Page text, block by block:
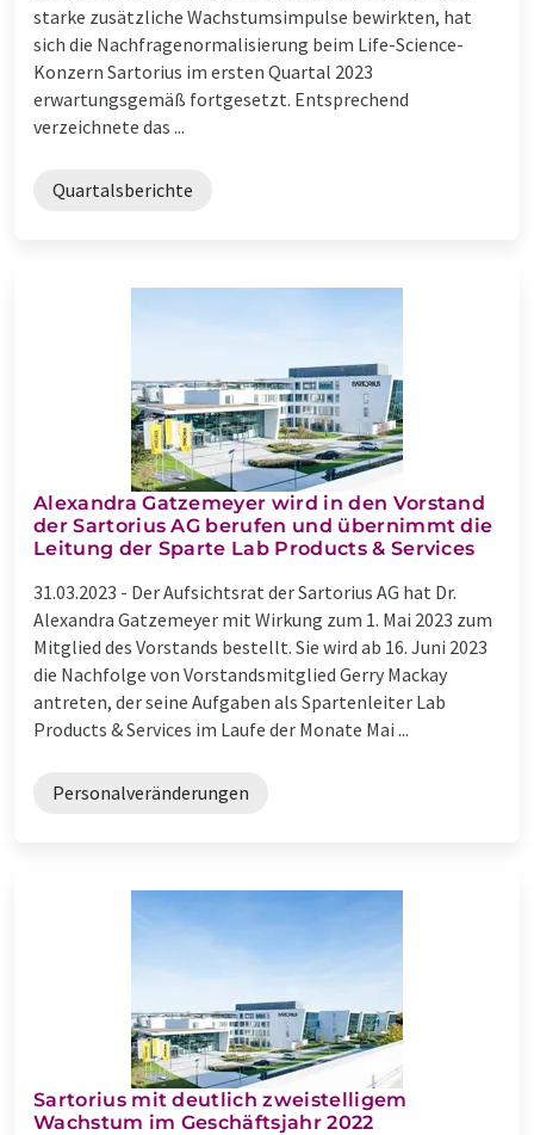
starke zusätzliche Wachstumsimpulse bewirkten, hat
sich die Nachfragenormalisierung beim Life-Science-
Konzern Sartorius im ersten Quartal 2023
erwartungsgemäß fortgesetzt. Entsprechend
verzeichnete das ...
Quartalsberichte
Alexandra Gatzemeyer wird in den Vorstand
der Sartorius AG berufen und übernimmt die
Leitung der Sparte Lab Products & Services
31.03.2023 - Der Aufsichtsrat der Sartorius AG hat Dr.
Alexandra Gatzemeyer mit Wirkung zum 1. Mai 2023 zum
Mitglied des Vorstands bestellt. Sie wird ab 16. Juni 2023
die Nachfolge von Vorstandsmitglied Gerry Mackay
antreten, der seine Aufgaben als Spartenleiter Lab
Products & Services im Laufe der Monate Mai ...
Personalveränderungen
Sartorius mit deutlich zweistelligem
Wachstum im Geschäftsjahr 2022